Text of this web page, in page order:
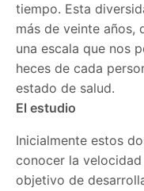
tiempo. Esta
más de veinte años,
una escala que nos
heces de cada
estado de salud.
El estudio
Inicialmente estos
conocer la
objetivo de